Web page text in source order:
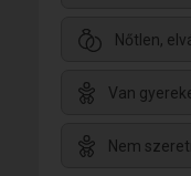
Nőtlen,
Van
Nem